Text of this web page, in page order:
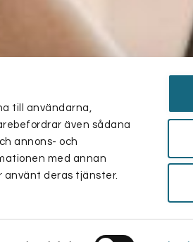
till användarna,
även sådana
annons- och
med annan
använt deras tjänster.